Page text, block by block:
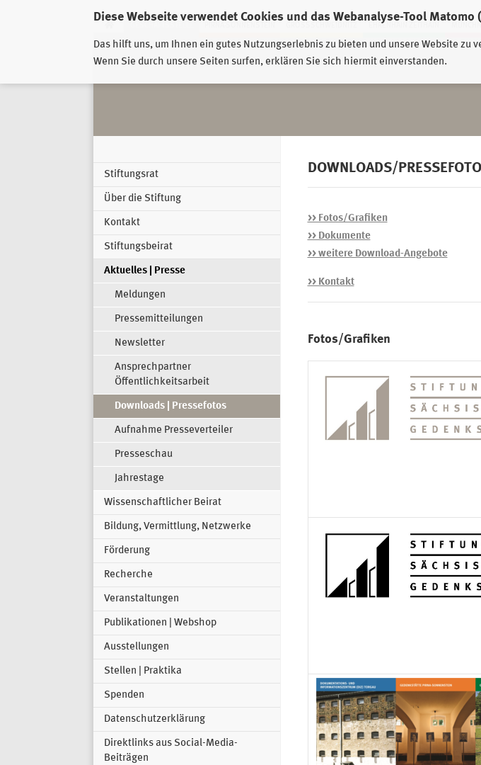
Diese Webseite verwendet Cookies und das Webanalyse-Tool Matomo
Das hilft uns, um Ihnen ein gutes Nutzungserlebnis zu bieten und unsere Website zu
Wenn Sie durch unsere Seiten surfen, erklären Sie sich hiermit einverstanden.
EHRENHAIN ZEITHAIN
Stiftungsrat
Über die Stiftung
Kontakt
Stiftungsbeirat
Aktuelles | Presse
Meldungen
Pressemitteilungen
Newsletter
Ansprechpartner
Öffentlichkeitsarbeit
Downloads | Pressefotos
Aufnahme Presseverteiler
Presseschau
Jahrestage
Wissenschaftlicher Beirat
Bildung, Vermittlung, Netzwerke
Förderung
Recherche
Veranstaltungen
Publikationen | Webshop
Ausstellungen
Stellen | Praktika
Spenden
Datenschutzerklärung
Direktlinks aus Social-Media-
Beiträgen
DOWNLOADS/
>> Fotos/Grafiken
>> Dokumente
>> weitere Download-Angebote
>> Kontakt
Fotos/Grafiken